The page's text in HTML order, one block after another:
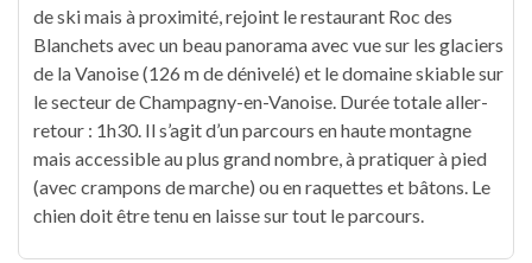
de ski mais à proximité, rejoint le restaurant Roc des
Blanchets avec un beau panorama avec vue sur les glaciers
de la Vanoise (126 m de dénivelé) et le domaine skiable sur
le secteur de Champagny-en-Vanoise. Durée totale aller-
retour : 1h30. Il s’agit d’un parcours en haute montagne
mais accessible au plus grand nombre, à pratiquer à pied
(avec crampons de marche) ou en raquettes et bâtons. Le
chien doit être tenu en laisse sur tout le parcours.